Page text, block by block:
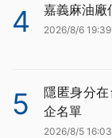
4 嘉義麻油廠
2026/8/6 19:39
5
隱匿身分
企名單
2026/8/5 16:03